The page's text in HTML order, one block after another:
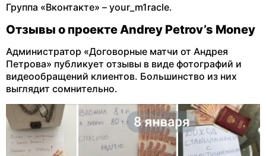
Группа «Вконтакте» – your_m1racle.
Отзывы о проекте Andrey Petrov’s Money
Администратор «Договорные матчи от Андрея
Петрова» публикует отзывы в виде фотографий и
видеообращений клиентов. Большинство из них
выглядит сомнительно.